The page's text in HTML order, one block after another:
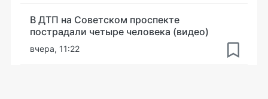
В ДТП на Советском проспекте
пострадали четыре человека (видео)
вчера, 11:22